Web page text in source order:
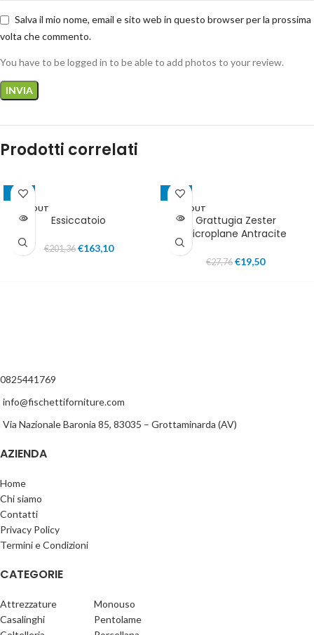
Salva il mio nome, email e sito web in questo browser per la prossima
volta che commento.
You have to be logged in to be able to add photos to your review.
Prodotti correlati
-19%
SOLD OUT
IN EVIDENZAEssiccatoio
€201,36 €163,10
-30%
SOLD OUT
IN EVIDENZAGrattugia Zester
Microplane Antracite
€27,76 €19,50
0825441769
info@fischettiforniture.com
Via Nazionale Baronia 85, 83035 – Grottaminarda (AV)
AZIENDA
Home
Chi siamo
Contatti
Privacy Policy
Termini e Condizioni
CATEGORIE
Attrezzature
Casalinghi
Monouso
Pentolame